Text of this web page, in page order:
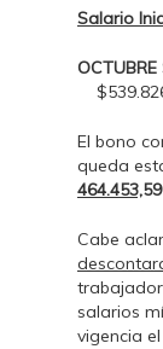
Salario
El bono
queda
464.453,59
Cabe
salarios
vigencia